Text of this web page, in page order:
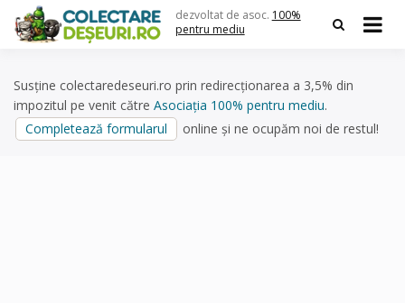
content
dezvoltat de asoc. 100%
pentru mediu
Susține colectaredeseuri.ro prin redirecționarea a 3,5% din
impozitul pe venit către Asociația 100% pentru mediu.
Completează formularul
online și ne ocupăm noi de restul!